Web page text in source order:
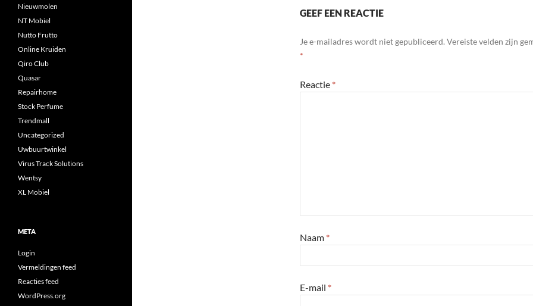
GEEF EEN REACTIE
Je e-mailadres wordt niet gepubliceerd. Vereiste velden zijn
*
Reactie *
Naam *
E-mail *
Nieuwmolen
NT Mobiel
Nutto Frutto
Online Kruiden
Qiro Club
Quasar
Repairhome
Stock Perfume
Trendmall
Uncategorized
Uwbuurtwinkel
Virus Track Solutions
Wentsy
XL Mobiel
META
Login
Vermeldingen feed
Reacties feed
WordPress.org